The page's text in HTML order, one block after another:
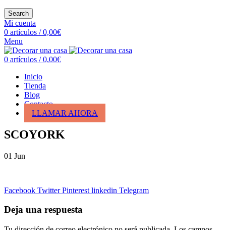
Search
Mi cuenta
0 artículos / 0,00€
Menu
0 artículos / 0,00€
Inicio
Tienda
Blog
Contacto
LLAMAR AHORA
SCOYORK
01 Jun
Facebook Twitter Pinterest linkedin Telegram
Deja una respuesta